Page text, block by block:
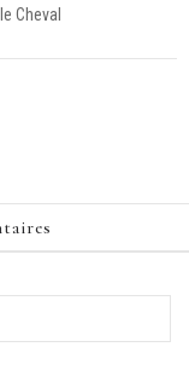
Cheval